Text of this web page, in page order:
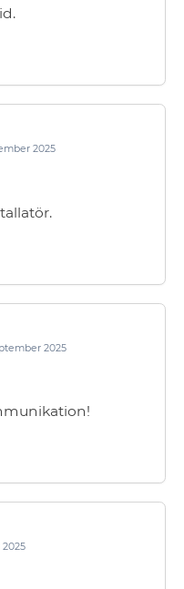
2025
2025